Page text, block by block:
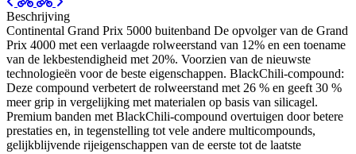
Beschrijving
Continental Grand Prix 5000 buitenband De opvolger van de Grand
Prix 4000 met een verlaagde rolweerstand van 12% en een toename
van de lekbestendigheid met 20%. Voorzien van de nieuwste
technologieën voor de beste eigenschappen. BlackChili-compound:
Deze compound verbetert de rolweerstand met 26 % en geeft 30 %
meer grip in vergelijking met materialen op basis van silicagel.
Premium banden met BlackChili-compound overtuigen door betere
prestaties en, in tegenstelling tot vele andere multicompounds,
gelijkblijvende rijeigenschappen van de eerste tot de laatste